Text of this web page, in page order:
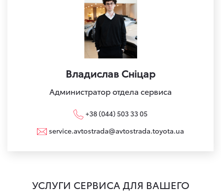
Владислав Сніцар
Администратор отдела сервиса
+38 (044) 503 33 05
service.avtostrada@avtostrada.toyota.ua
УСЛУГИ СЕРВИСА ДЛЯ ВАШЕГО